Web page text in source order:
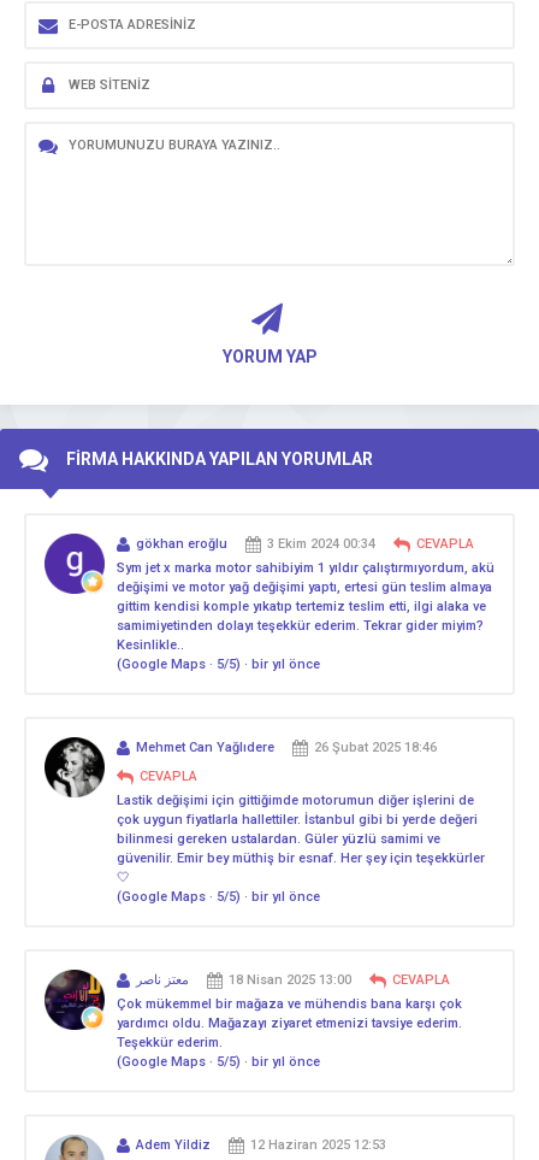
YORUM YAP
FİRMA HAKKINDA YAPILAN YORUMLAR
gökhan eroğlu 3 Ekim 2024 00:34
CEVAPLA
Sym jet x marka motor sahibiyim 1 yıldır çalıştırmıyordum, akü
değişimi ve motor yağ değişimi yaptı, ertesi gün teslim almaya
gittim kendisi komple yıkatıp tertemiz teslim etti, ilgi alaka ve
samimiyetinden dolayı teşekkür ederim. Tekrar gider miyim?
Kesinlikle..
(Google Maps · 5/5) · bir yıl önce
Mehmet Can Yağlıdere
26 Şubat 2025 18:46
CEVAPLA
Lastik değişimi için gittiğimde motorumun diğer işlerini de
çok uygun fiyatlarla hallettiler. İstanbul gibi bi yerde değeri
bilinmesi gereken ustalardan. Güler yüzlü samimi ve
güvenilir. Emir bey müthiş bir esnaf. Her şey için teşekkürler
🤍
(Google Maps · 5/5) · bir yıl önce
معتز ناصر 18 Nisan 2025 13:00
CEVAPLA
Çok mükemmel bir mağaza ve mühendis bana karşı çok
yardımcı oldu. Mağazayı ziyaret etmenizi tavsiye ederim.
Teşekkür ederim.
(Google Maps · 5/5) · bir yıl önce
Adem Yildiz
12 Haziran 2025 12:53